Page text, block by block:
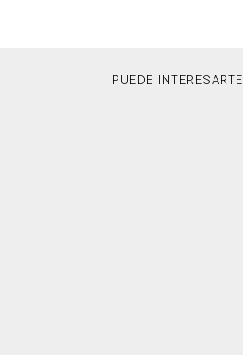
PUEDE INTERESARTE